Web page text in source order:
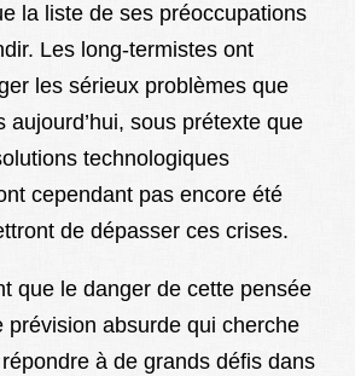
la liste de ses préoccupations
Les long-termistes ont
les sérieux problèmes que
aujourd’hui, sous prétexte que
technologiques
cependant pas encore été
de dépasser ces crises.
que le danger de cette pensée
prévision absurde qui cherche
à de grands défis dans